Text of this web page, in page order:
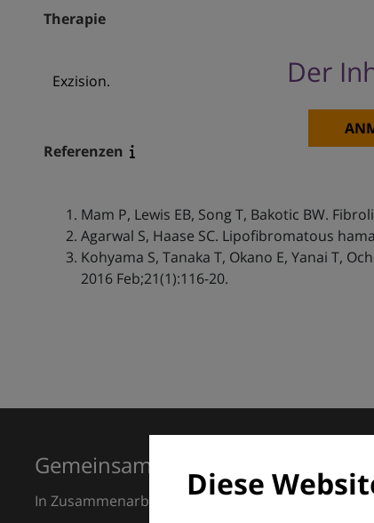
Therapie
Der
Exzision.
Referenzen
Mam P, Lewis EB, Song T, Bakotic BW.
Agarwal S, Haase SC. Lipofibromatous
Kohyama S, Tanaka T, Okano E, Yanai T,
2016 Feb;21(1):116-20.
Diese
Gemeinsam für Exzellenz in der
In Zusammenarbeit mit dem European